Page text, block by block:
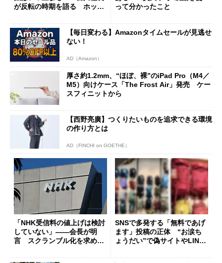
が反転の時期を語る ホッピ
って分かったこと
【毎日変わる】Amazonタイムセールが見逃せ
ない！
AD（Amazon）
厚さ約1.2mm、“ほぼ、裸”のiPad Pro（M4／
M5）向けケース「The Frost Air」発売 ケー
スフィニットから
【西野亮廣】つくりたいものを追求できる環境
の作り方とは
AD（FINCHI on GOETHE）
「NHK受信料の値上げは検討
していない」――会長が明
言 スクランブル化を求める
SNSで多発する「無料であげ
ます」投稿の正体 “お涙ち
ょうだい”で偽サイトやLINE